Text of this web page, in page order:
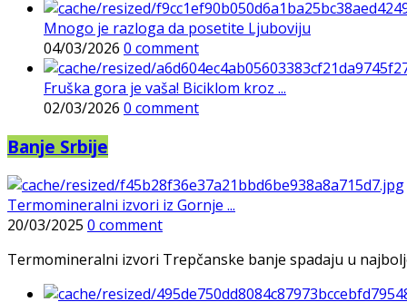
Mnogo je razloga da posetite Ljuboviju
04/03/2026 0 comment
Fruška gora je vaša! Biciklom kroz ...
02/03/2026 0 comment
Banje Srbije
Termomineralni izvori iz Gornje ...
20/03/2025 0 comment
Termomineralni izvori Trepčanske banje spadaju u